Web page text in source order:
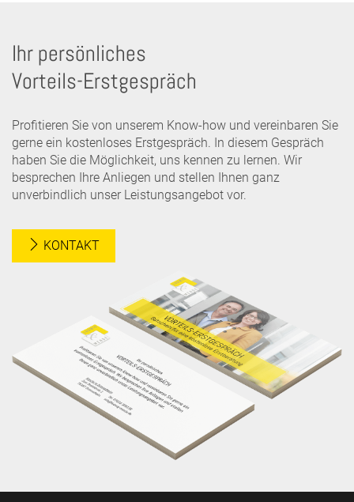
Ihr persönliches
Vorteils-Erstgespräch
Profitieren Sie von unserem Know-how und vereinbaren Sie
gerne ein kostenloses Erstgespräch. In diesem Gespräch
haben Sie die Möglichkeit, uns kennen zu lernen. Wir
besprechen Ihre Anliegen und stellen Ihnen ganz
unverbindlich unser Leistungsangebot vor.
KONTAKT